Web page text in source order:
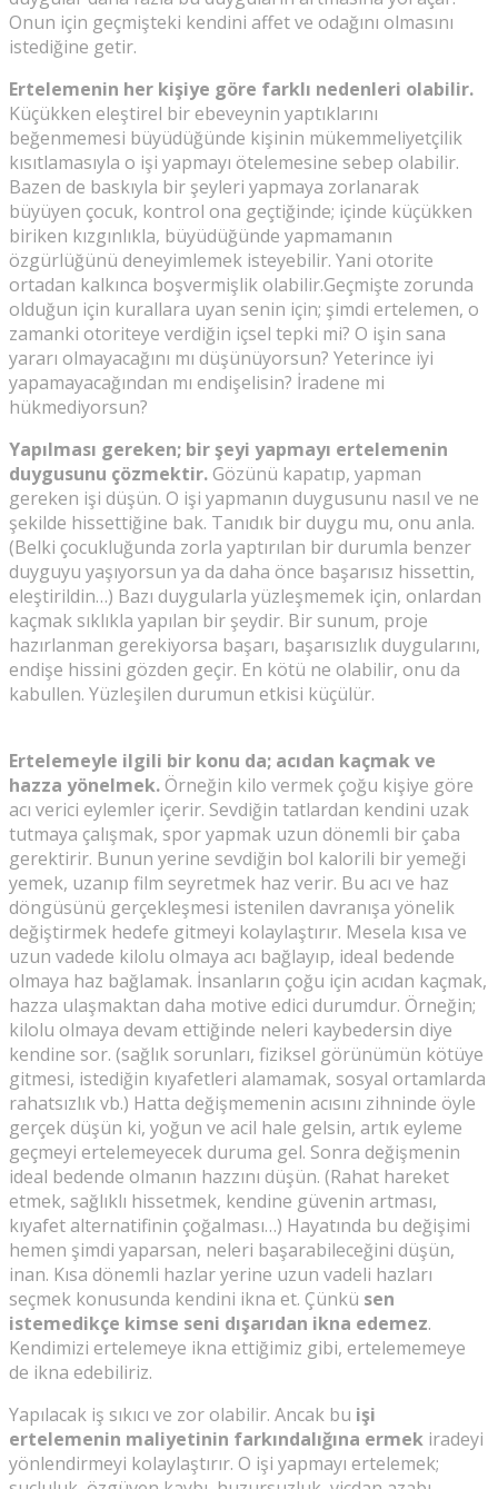
Onun için geçmişteki kendini affet ve odağını olmasını
istediğine getir.
Ertelemenin her kişiye göre farklı nedenleri olabilir.
Küçükken eleştirel bir ebeveynin yaptıklarını
beğenmemesi büyüdüğünde kişinin mükemmeliyetçilik
kısıtlamasıyla o işi yapmayı ötelemesine sebep olabilir.
Bazen de baskıyla bir şeyleri yapmaya zorlanarak
büyüyen çocuk, kontrol ona geçtiğinde; içinde küçükken
biriken kızgınlıkla, büyüdüğünde yapmamanın
özgürlüğünü deneyimlemek isteyebilir. Yani otorite
ortadan kalkınca boşvermişlik olabilir.Geçmişte zorunda
olduğun için kurallara uyan senin için; şimdi ertelemen, o
zamanki otoriteye verdiğin içsel tepki mi? O işin sana
yararı olmayacağını mı düşünüyorsun? Yeterince iyi
yapamayacağından mı endişelisin? İradene mi
hükmediyorsun?
Yapılması gereken; bir şeyi yapmayı ertelemenin
duygusunu çözmektir. Gözünü kapatıp, yapman
gereken işi düşün. O işi yapmanın duygusunu nasıl ve ne
şekilde hissettiğine bak. Tanıdık bir duygu mu, onu anla.
(Belki çocukluğunda zorla yaptırılan bir durumla benzer
duyguyu yaşıyorsun ya da daha önce başarısız hissettin,
eleştirildin…) Bazı duygularla yüzleşmemek için, onlardan
kaçmak sıklıkla yapılan bir şeydir. Bir sunum, proje
hazırlanman gerekiyorsa başarı, başarısızlık duygularını,
endişe hissini gözden geçir. En kötü ne olabilir, onu da
kabullen. Yüzleşilen durumun etkisi küçülür.
Ertelemeyle ilgili bir konu da; acıdan kaçmak ve
hazza yönelmek.Örneğin kilo vermek çoğu kişiye göre
acı verici eylemler içerir. Sevdiğin tatlardan kendini uzak
tutmaya çalışmak, spor yapmak uzun dönemli bir çaba
gerektirir. Bunun yerine sevdiğin bol kalorili bir yemeği
yemek, uzanıp film seyretmek haz verir. Bu acı ve haz
döngüsünü gerçekleşmesi istenilen davranışa yönelik
değiştirmek hedefe gitmeyi kolaylaştırır. Mesela kısa ve
uzun vadede kilolu olmaya acı bağlayıp, ideal bedende
olmaya haz bağlamak. İnsanların çoğu için acıdan kaçmak,
hazza ulaşmaktan daha motive edici durumdur. Örneğin;
kilolu olmaya devam ettiğinde neleri kaybedersin diye
kendine sor. (sağlık sorunları, fiziksel görünümün kötüye
gitmesi, istediğin kıyafetleri alamamak, sosyal ortamlarda
rahatsızlık vb.) Hatta değişmemenin acısını zihninde öyle
gerçek düşün ki, yoğun ve acil hale gelsin, artık eyleme
geçmeyi ertelemeyecek duruma gel. Sonra değişmenin
ideal bedende olmanın hazzını düşün. (Rahat hareket
etmek, sağlıklı hissetmek, kendine güvenin artması,
kıyafet alternatifinin çoğalması…) Hayatında bu değişimi
hemen şimdi yaparsan, neleri başarabileceğini düşün,
inan. Kısa dönemli hazlar yerine uzun vadeli hazları
seçmek konusunda kendini ikna et. Çünkü sen
istemedikçe kimse seni dışarıdan ikna edemez.
Kendimizi ertelemeye ikna ettiğimiz gibi, ertelememeye
de ikna edebiliriz.
Yapılacak iş sıkıcı ve zor olabilir. Ancak bu işi
ertelemenin maliyetinin farkındalığına ermek iradeyi
yönlendirmeyi kolaylaştırır. O işi yapmayı ertelemek;